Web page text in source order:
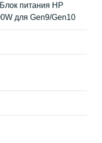
питания HP
для Gen9/Gen10